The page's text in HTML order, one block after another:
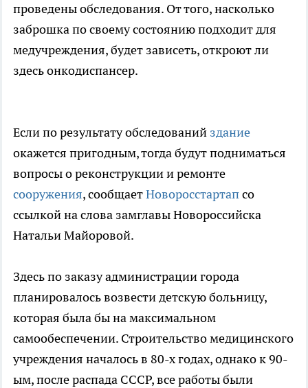
проведены обследования. От того, насколько
заброшка по своему состоянию подходит для
медучреждения, будет зависеть, откроют ли
здесь онкодиспансер.
Если по результату обследований здание
окажется пригодным, тогда будут подниматься
вопросы о реконструкции и ремонте
сооружения, сообщаетНоворосстартапсо
ссылкой на слова замглавы Новороссийска
Натальи Майоровой.
Здесь по заказу администрации города
планировалось возвести детскую больницу,
которая была бы на максимальном
самообеспечении. Строительство медицинского
учреждения началось в 80-х годах, однако к 90-
ым, после распада СССР, все работы были